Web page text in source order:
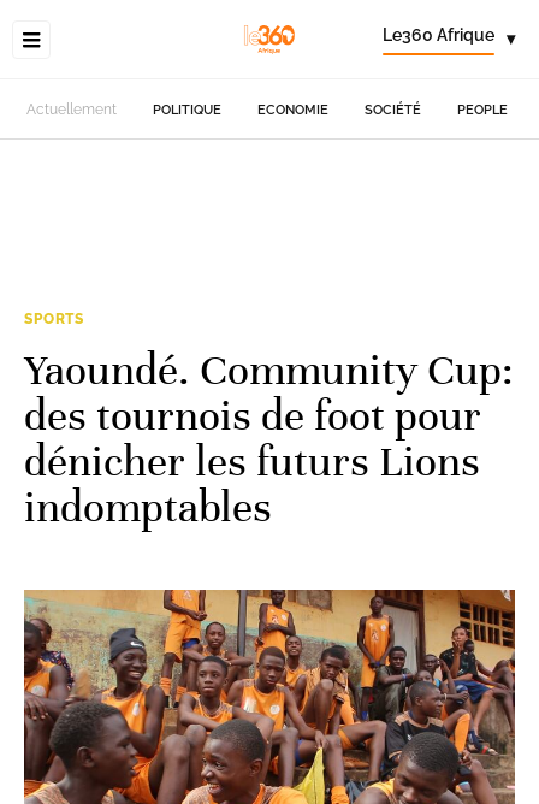
Le360 Afrique ▾
Actuellement POLITIQUE ECONOMIE SOCIÉTÉ PEOPLE
SPORTS
Yaoundé. Community Cup:
des tournois de foot pour
dénicher les futurs Lions
indomptables